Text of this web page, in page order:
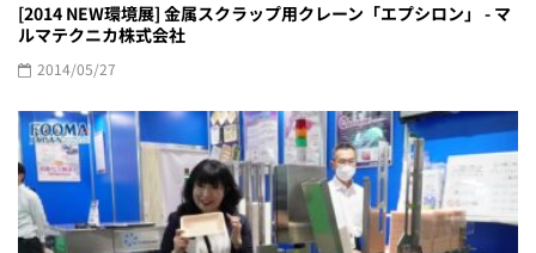
[2014 NEW環境展] 金属スクラップ用クレーン「エプシロン」 - マ
ルマテクニカ株式会社
2014/05/27